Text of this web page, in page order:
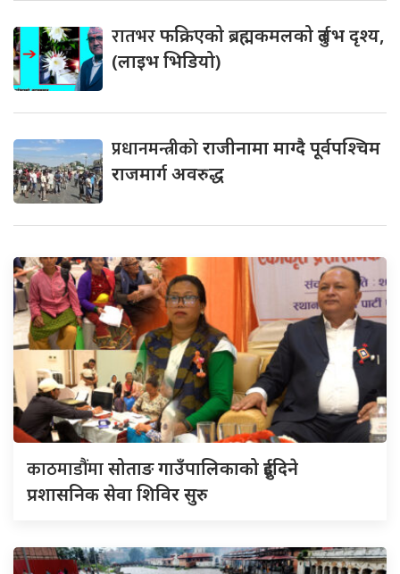
रातभरफक्रिएको ब्रह्मकमलको दुर्लभ दृश्य,
(लाइभ भिडियो)
प्रधानमन्त्रीकोराजीनामा माग्दै पूर्वपश्चिम
राजमार्ग अवरुद्ध
काठमाडौंमासोताङ गाउँपालिकाको दुईदिने
प्रशासनिक सेवा शिविर सुरु